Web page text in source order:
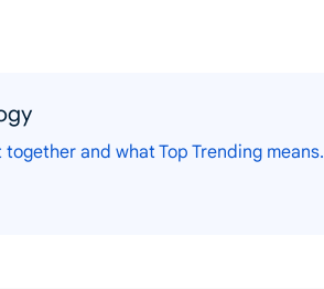
and what Top Trending means.